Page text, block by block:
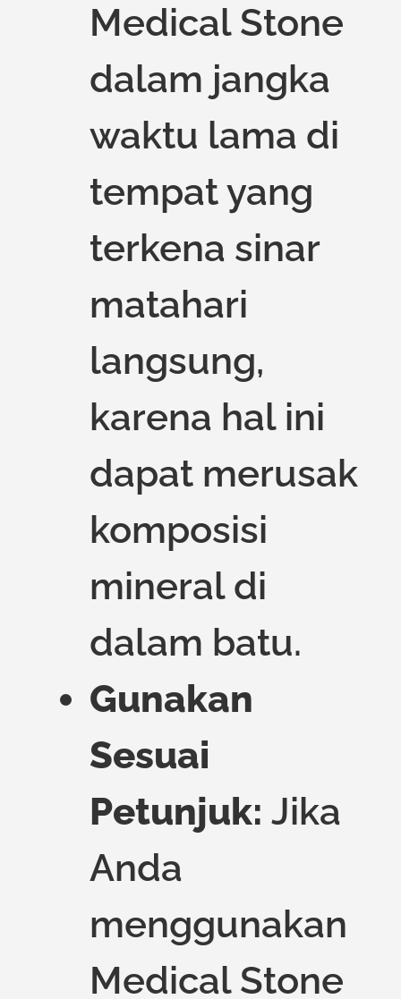
Medical Stone
dalam jangka
waktu lama di
tempat yang
terkena sinar
matahari
langsung,
karena hal ini
dapat merusak
komposisi
mineral di
dalam batu.
Gunakan
Sesuai
Petunjuk: Jika
Anda
menggunakan
Medical Stone